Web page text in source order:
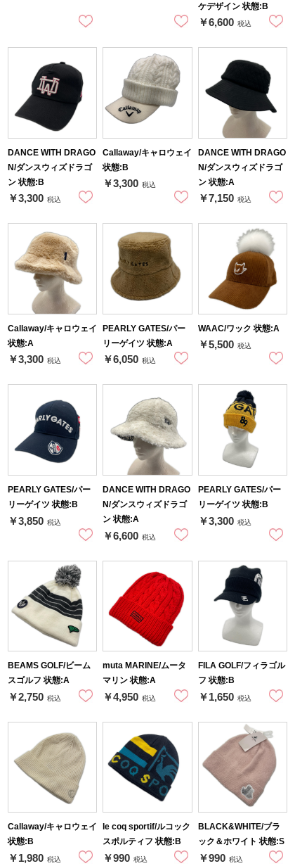
ケデザイン 状態:B
￥6,600 税込
DANCE WITH DRAGO
N/ダンスウィズドラゴ
ン 状態:B
￥3,300 税込
Callaway/キャロウェイ
状態:B
￥3,300 税込
DANCE WITH DRAGO
N/ダンスウィズドラゴ
ン 状態:A
￥7,150 税込
Callaway/キャロウェイ
状態:A
￥3,300 税込
PEARLY GATES/パー
リーゲイツ 状態:A
￥6,050 税込
WAAC/ワック 状態:A
￥5,500 税込
PEARLY GATES/パー
リーゲイツ 状態:B
￥3,850 税込
DANCE WITH DRAGO
N/ダンスウィズドラゴ
ン 状態:A
￥6,600 税込
PEARLY GATES/パー
リーゲイツ 状態:B
￥3,300 税込
BEAMS GOLF/ビーム
スゴルフ 状態:A
￥2,750 税込
muta MARINE/ムータ
マリン 状態:A
￥4,950 税込
FILA GOLF/フィラゴル
フ 状態:B
￥1,650 税込
Callaway/キャロウェイ
状態:B
￥1,980 税込
le coq sportif/ルコック
スポルティフ 状態:B
￥990 税込
BLACK&WHITE/ブラ
ック＆ホワイト 状態:S
￥990 税込